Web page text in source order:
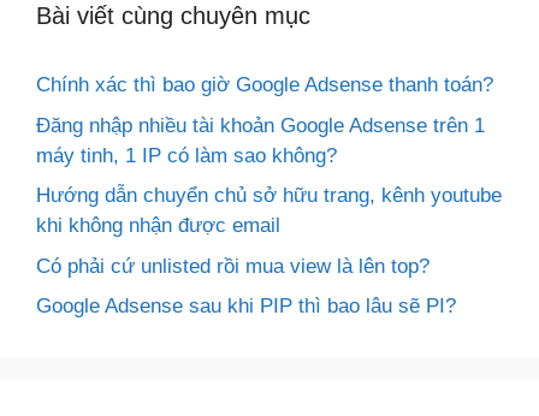
Bài viết cùng chuyên mục
Chính xác thì bao giờ Google Adsense thanh toán?
Đăng nhập nhiều tài khoản Google Adsense trên 1
máy tinh, 1 IP có làm sao không?
Hướng dẫn chuyển chủ sở hữu trang, kênh youtube
khi không nhận được email
Có phải cứ unlisted rồi mua view là lên top?
Google Adsense sau khi PIP thì bao lâu sẽ PI?